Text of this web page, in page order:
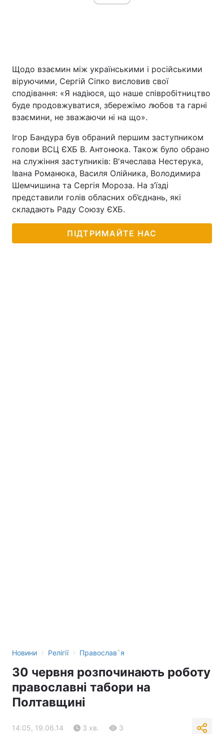
Щодо взаємин між українськими і російськими
віруючими, Сергій Сіпко висловив свої
сподівання: «Я надіюся, що наше співробітництво
буде продовжуватися, збережімо любов та гарні
взаємини, не зважаючи ні на що».
Ігор Бандура був обраний першим заступником
голови ВСЦ ЄХБ В. Антонюка. Також було обрано
на служіння заступників: В'ячеслава Нестерука,
Івана Романюка, Василя Олійника, Володимира
Шемчишина та Сергія Мороза. На з’їзді
представили голів обласних об’єднань, які
складають Раду Союзу ЄХБ.
ПІДТРИМАЙТЕ НАС
Новини › Релігії › Православ`я
30 червня розпочинають роботу
православні табори на
Полтавщині
14:05, 19.06.14 3 хв. 3